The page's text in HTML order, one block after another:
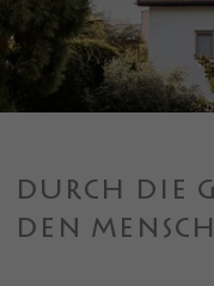
DURCH DIE
DEN